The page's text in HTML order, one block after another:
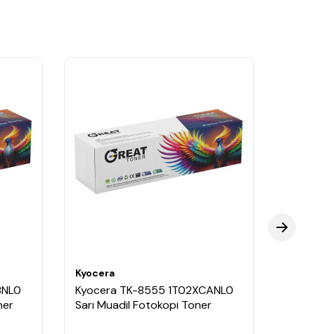
Kyocera
Kyocera TK-8555 1T02XCANL0
Sarı Muadil Fotokopi Toner